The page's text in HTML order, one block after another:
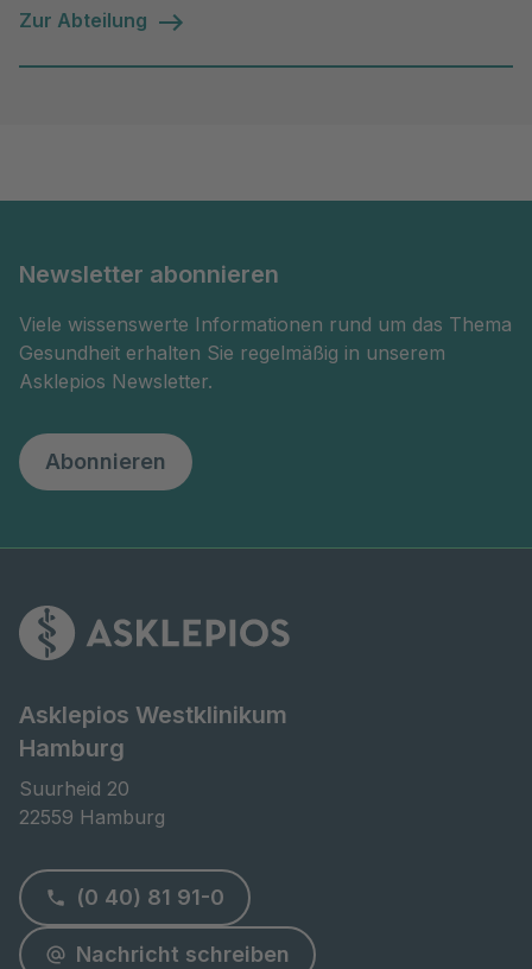
Zur Abteilung
Newsletter abonnieren
Viele wissenswerte Informationen rund um das Thema
Gesundheit erhalten Sie regelmäßig in unserem
Asklepios Newsletter.
Abonnieren
Asklepios Westklinikum
Hamburg
Suurheid 20
22559 Hamburg
(0 40) 81 91-0
Nachricht schreiben